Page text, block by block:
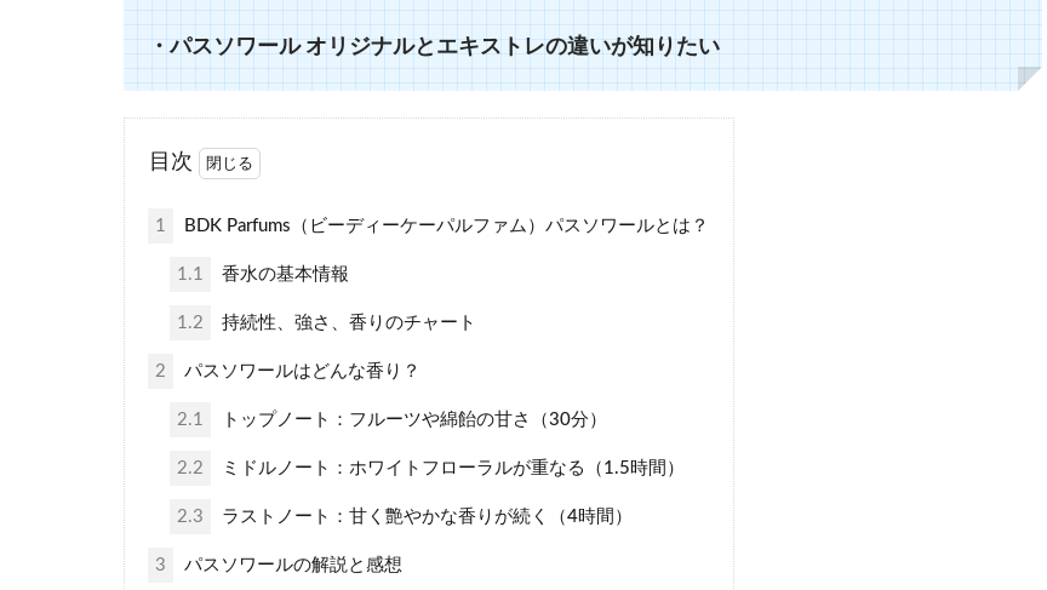
・パスソワール オリジナルとエキストレの違いが知りたい
目次
1 BDK Parfums（ビーディーケーパルファム）パスソワールとは？
1.1 香水の基本情報
1.2 持続性、強さ、香りのチャート
2 パスソワールはどんな香り？
2.1 トップノート：フルーツや綿飴の甘さ（30分）
2.2 ミドルノート：ホワイトフローラルが重なる（1.5時間）
2.3 ラストノート：甘く艶やかな香りが続く（4時間）
3 パスソワールの解説と感想